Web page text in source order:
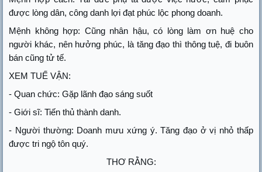
được lòng dân, công danh lợi đạt phúc lộc phong doanh.
Mệnh không hợp: Cũng nhân hậu, có lòng làm ơn huệ cho
người khác, nên hưởng phúc, là tăng đạo thì thông tuệ, đi buôn
bán cũng tử tế.
XEM TUẾ VẬN:
- Quan chức: Gặp lãnh đạo sáng suốt
- Giới sĩ: Tiến thủ thành danh.
- Người thường: Doanh mưu xứng ý. Tăng đạo ở vị nhỏ thấp
được tri ngộ tôn quý.
THƠ RẰNG: